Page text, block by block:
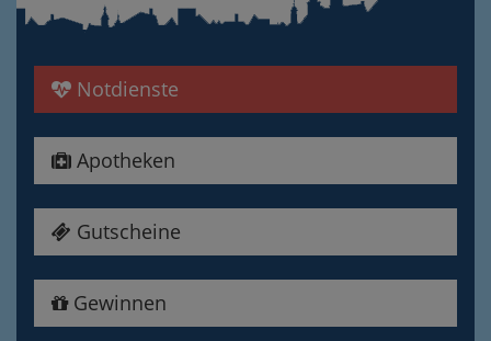
Notdienste
Apotheken
Gutscheine
Gewinnen